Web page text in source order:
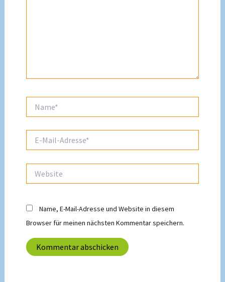
Mail-
Name, E-Mail-Adresse und Website in diesem
Browser für meinen nächsten Kommentar speichern.